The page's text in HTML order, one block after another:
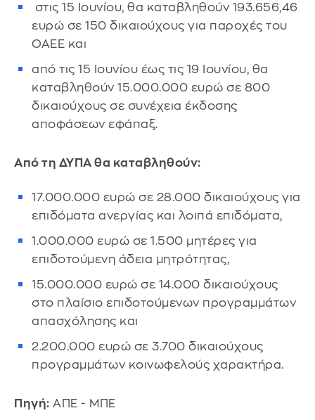
στις 15 Ιουνίου, θα καταβληθούν 193.656,46
ευρώ σε 150 δικαιούχους για παροχές του
ΟΑΕΕ και
από τις 15 Ιουνίου έως τις 19 Ιουνίου, θα
καταβληθούν 15.000.000 ευρώ σε 800
δικαιούχους σε συνέχεια έκδοσης
αποφάσεων εφάπαξ.
Από τη ΔΥΠΑ θα καταβληθούν:
17.000.000 ευρώ σε 28.000 δικαιούχους για
επιδόματα ανεργίας και λοιπά επιδόματα,
1.000.000 ευρώ σε 1.500 μητέρες για
επιδοτούμενη άδεια μητρότητας,
15.000.000 ευρώ σε 14.000 δικαιούχους
στο πλαίσιο επιδοτούμενων προγραμμάτων
απασχόλησης και
2.200.000 ευρώ σε 3.700 δικαιούχους
προγραμμάτων κοινωφελούς χαρακτήρα.
Πηγή: ΑΠΕ - ΜΠΕ